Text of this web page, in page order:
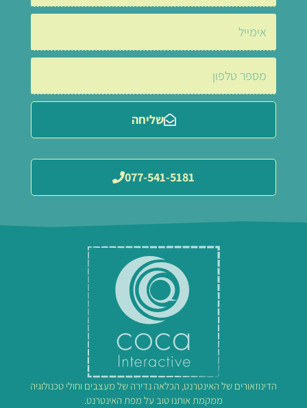
שליחה
077-541-5181
הדינוזאורים של האינטרנט, הכלאה נדירה של מעצבים וחולי טכנולוגיה
ממקמת אותנו טוב על מפת האינטרנט.